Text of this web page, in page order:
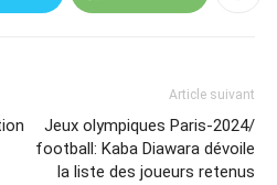
Article suivant
Jeux olympiques Paris-2024/
football: Kaba Diawara dévoile
la liste des joueurs retenus